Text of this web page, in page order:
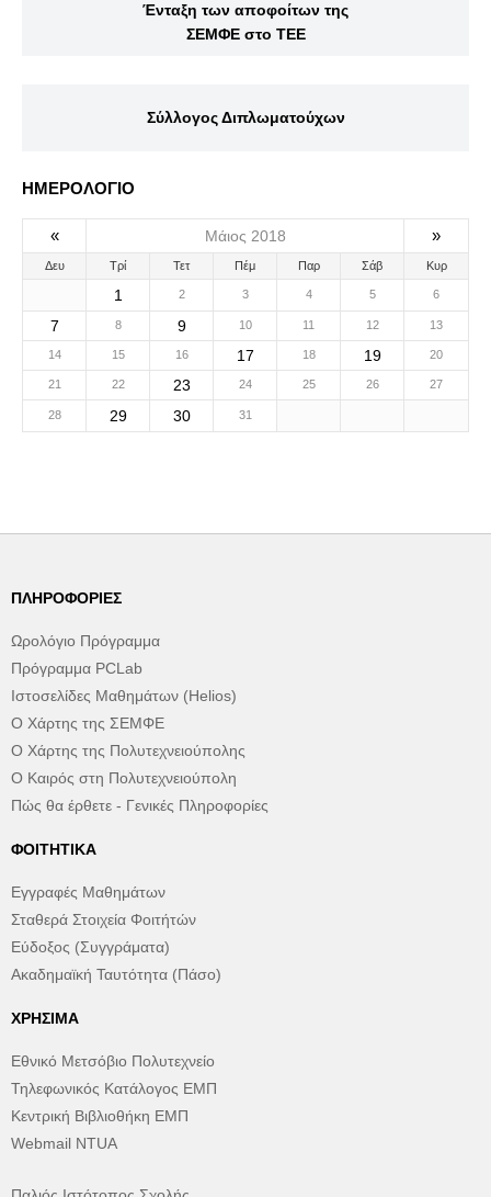
Ένταξη των αποφοίτων της
ΣΕΜΦΕ στο ΤΕΕ
Σύλλογος Διπλωματούχων
ΗΜΕΡΟΛΟΓΙΟ
« Μάιος 2018 »
Δευ Τρί Τετ Πέμ Παρ Σάβ Κυρ
1 2 3 4 5 6
7 8 9 10 11 12 13
14 15 16 17 18 19 20
21 22 23 24 25 26 27
28 29 30 31
ΠΛΗΡΟΦΟΡΊΕΣ
Ωρολόγιο Πρόγραμμα
Πρόγραμμα PCLab
Ιστοσελίδες Μαθημάτων (Helios)
Ο Χάρτης της ΣΕΜΦΕ
Ο Χάρτης της Πολυτεχνειούπολης
Ο Καιρός στη Πολυτεχνειούπολη
Πώς θα έρθετε - Γενικές Πληροφορίες
ΦΟΙΤΗΤΙΚΆ
Εγγραφές Μαθημάτων
Σταθερά Στοιχεία Φοιτήτών
Εύδοξος (Συγγράματα)
Ακαδημαϊκή Ταυτότητα (Πάσο)
ΧΡΉΣΙΜΑ
Εθνικό Μετσόβιο Πολυτεχνείο
Τηλεφωνικός Κατάλογος ΕΜΠ
Κεντρική Βιβλιοθήκη ΕΜΠ
Webmail NTUA